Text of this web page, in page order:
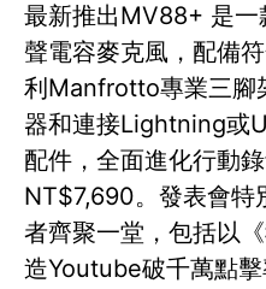
最新推出MV88+ 是一
聲電容麥克風，配備
利Manfrotto專業三腳
器和連接Lightning或
配件，全面進化行動
NT$7,690。發表會特
者齊聚一堂，包括以
造Youtube破千萬點